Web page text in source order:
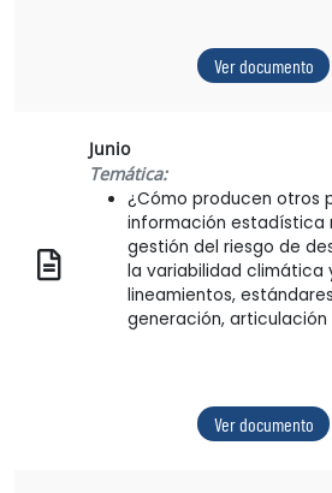
Ver documento
Junio
Temática:
¿Cómo producen otros
información estadística
gestión del riesgo de
la variabilidad climática
lineamientos,
generación, articulación
Ver documento